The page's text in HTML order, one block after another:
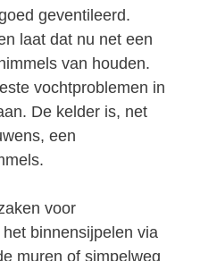
geventileerd.
laat dat nu net een
van houden.
vochtproblemen in
De kelder is, net
een
voor
binnensijpelen via
muren of simpelweg